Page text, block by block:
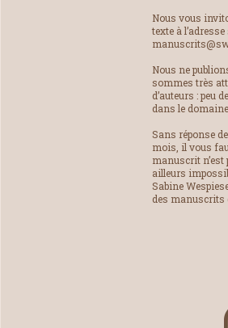
Nous vous
texte à
Nous ne
sommes très
d’auteurs : peu
dans le
Sans réponse
mois, il vous
manuscrit n’est
ailleurs
Sabine
des manuscrits